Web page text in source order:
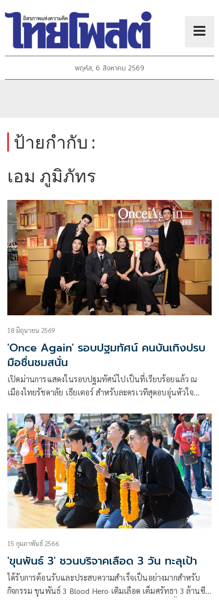
พฤหัส, 6 สิงหาคม 2569
ป้ายกำกับ :
เอม ภูมิภัทร
18 มิถุนายน 2569
'Once Again' รอบปฐมทัศน์ คนบันเทิงปรบ
มือชื่นชมสนั่น
เปิดม่านการแสดงในรอบปฐมทัศน์ไปเป็นที่เรียบร้อยแล้ว ณ
เมืองไทยรัชดาลัย เธียเตอร์ สำหรับละครเวทีสุดอบอุ่นหัวใจ
ปกรณ์, นุ่น ศิรพันธ์, ยูโร ยศวรรธน์, ต้นข้าว ชยุตม์, เอม ภูมิ
ภัทร, เพิร์ธ วีริณฐ์ศรา เขียนบทโดย บัว ปริดา มโนมัยพิบูลย์ กับ
การแสดงโดย หนิง พันพัสสา ธูปเทียน และอำนวยการผลิตโดย
ถกลเกียรติ วีรวรรณ
15 กุมภาพันธ์ 2566
'ขุนพันธ์ 3' ชวนบริจาคเลือด 3 วัน ทะลุเป้า
ได้รับการต้อนรับและประสบความสำเร็จเป็นอย่างมากสำหรับ
กิจกรรม ขุนพันธ์ 3 Blood Hero เติมเลือด เต็มศรัทธา 3 ล้านซีซี